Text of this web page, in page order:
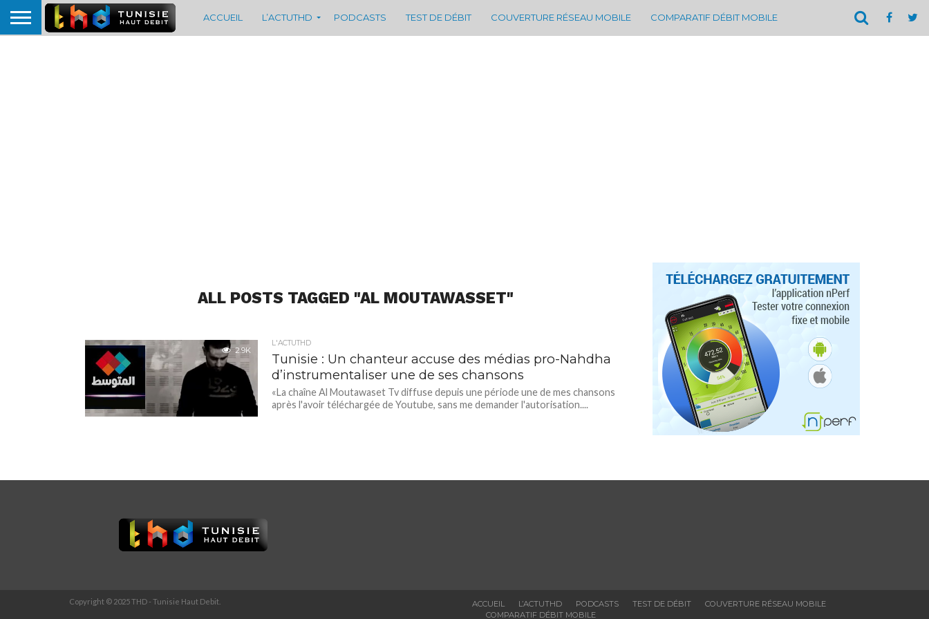
ACCUEIL L’ACTUTHD PODCASTS TEST DE DÉBIT COUVERTURE RÉSEAU MOBILE COMPARATIF DÉBIT MOBILE
ALL POSTS TAGGED "AL MOUTAWASSET"
2.9K
L'ACTUTHD
Tunisie : Un chanteur accuse des médias pro-Nahdha
d’instrumentaliser une de ses chansons
«La chaîne Al Moutawaset Tv diffuse depuis une période une de mes chansons
après l'avoir téléchargée de Youtube, sans me demander l'autorisation....
ACCUEIL L’ACTUTHD PODCASTS TEST DE DÉBIT
COUVERTURE RÉSEAU MOBILE
COMPARATIF DÉBIT MOBILE
Copyright © 2025 THD - Tunisie Haut Debit.